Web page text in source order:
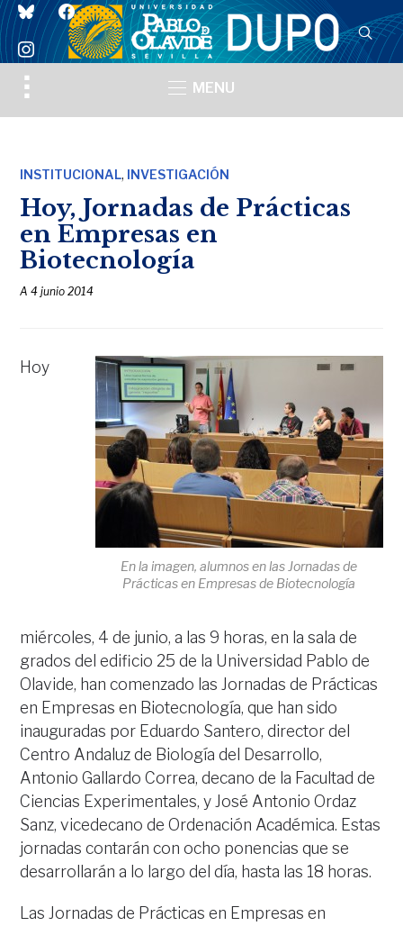
blueskyfacebook
instagram
Toggle
sidebar
MENU
INSTITUCIONAL, INVESTIGACIÓN
Hoy, Jornadas de Prácticas
en Empresas en
Biotecnología
A4 junio 2014
En la imagen, alumnos en las Jornadas de
Prácticas en Empresas de Biotecnología
Hoy
miércoles, 4 de junio, a las 9 horas, en la sala de
grados del edificio 25 de la Universidad Pablo de
Olavide, han comenzado las Jornadas de Prácticas
en Empresas en Biotecnología, que han sido
inauguradas por Eduardo Santero, director del
Centro Andaluz de Biología del Desarrollo,
Antonio Gallardo Correa, decano de la Facultad de
Ciencias Experimentales, y José Antonio Ordaz
Sanz, vicedecano de Ordenación Académica. Estas
jornadas contarán con ocho ponencias que se
desarrollarán a lo largo del día, hasta las 18 horas.
Las Jornadas de Prácticas en Empresas en